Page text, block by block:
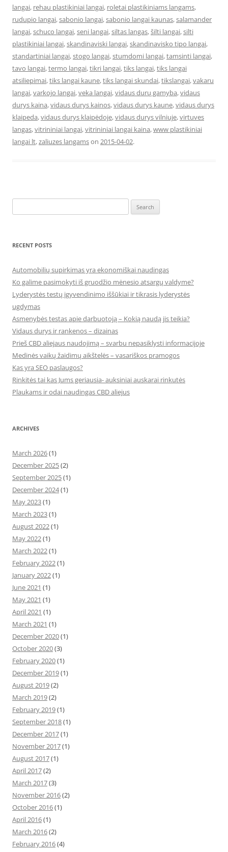
langai, rehau plastikiniai langai, roletai plastikiniams langams,
rudupio langai,sabonio langai,sabonio langai kaunas,salamander
langai,schuco langai,seni langai,siltas langas,šilti langai,silti
plastikiniai langai,skandinaviski langai,skandinavisko tipo langai,
standartiniai langai,stogo langai,stumdomi langai,tamsinti langai,
tavo langai,termo langai,tikri langai,tiks langai,tiks langai
atsiliepimai,tiks langai kaune,tiks langai skundai,tikslangai,vakaru
langai,varkojo langai,veka langai,vidaus durų gamyba,vidaus
durys kaina,vidaus durys kainos,vidaus durys kaune,vidaus durys
klaipeda,vidaus durys klaipėdoje,vidaus durys vilniuje,virtuves
langas,vitrininiai langai,vitrininiai langai kaina,www plastikiniai
langai lt,zaliuzes langamson 2015-04-02.
for:
RECENT POSTS
Automobilių supirkimas yra ekonomiškai naudingas
Ko galime pasimokyti iš gruodžio mėnesio atsargų valdyme?
Lyderystės testų įgyvendinimo iššūkiai ir tikrasis lyderystės
ugdymas
Asmenybės testas apie darbuotoją – Kokią naudą jis teikia?
Vidaus durys ir rankenos – dizainas
Prieš CBD aliejaus naudojimą – svarbu nepasiklysti informacijoje
Medinės vaikų žaidimų aikštelės – vasariškos pramogos
Kas yra SEO paslaugos?
Rinkitės tai kas Jums geriausia- auksiniai auskarai rinkutės
Plaukams ir odai naudingas CBD aliejus
ARCHIVES
March 2026(1)
December 2025(2)
September 2025(1)
December 2024(1)
May 2023(1)
March 2023(1)
August 2022(1)
May 2022(1)
March 2022(1)
February 2022(1)
January 2022(1)
June 2021 (1)
May 2021 (1)
April 2021 (1)
March 2021 (1)
December 2020(1)
October 2020(3)
February 2020(1)
December 2019(1)
August 2019(2)
March 2019(2)
February 2019(1)
September 2018(1)
December 2017(1)
November 2017(1)
August 2017(1)
April 2017(2)
March 2017(3)
November 2016(2)
October 2016(1)
April 2016(1)
March 2016(2)
February 2016(4)